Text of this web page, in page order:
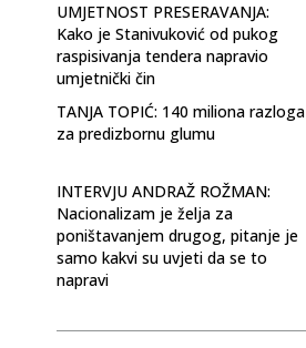
UMJETNOST PRESERAVANJA:
Kako je Stanivuković od pukog
raspisivanja tendera napravio
umjetnički čin
TANJA TOPIĆ: 140 miliona razloga
za predizbornu glumu
INTERVJU ANDRAŽ ROŽMAN:
Nacionalizam je želja za
poništavanjem drugog, pitanje je
samo kakvi su uvjeti da se to
napravi